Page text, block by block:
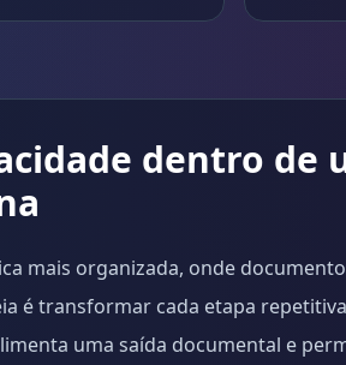
dentro de
mais organizada, onde
é transformar cada etapa
uma saída documental e